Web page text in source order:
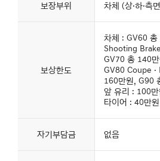
보장부위 차체 (상·하·측
보상한도
차체 : GV60 총
Shooting
GV70 총 140만
GV80 Coupe
160만원, G90
앞 유리 : 100만
타이어 : 40만원
자기부담금 없음